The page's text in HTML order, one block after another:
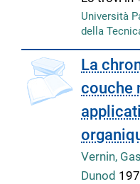
Università
della
copertina
La
couche
Vernin,
Dunod